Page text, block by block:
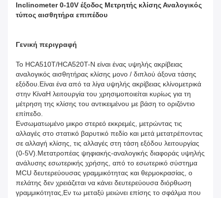
Inclinometer 0-10V έξοδος Μετρητής κλίσης Αναλογικός
τύπος αισθητήρα επιπέδου
Γενική περιγραφή
Το HCA510T/HCA520T-N είναι ένας υψηλής ακρίβειας
αναλογικός αισθητήρας κλίσης μονο / διπλού άξονα τάσης
εξόδου.Είναι ένα από τα λίγα υψηλής ακρίβειας κλίνομετρικά
στην ΚίναΗ λειτουργία του χρησιμοποιείται κυρίως για τη
μέτρηση της κλίσης του αντικειμένου με βάση το οριζόντιο
επίπεδο.
Ενσωματωμένο μικρο στερεό εκκρεμές, μετρώντας τις
αλλαγές στο στατικό βαρυτικό πεδίο και μετά μετατρέποντας
σε αλλαγή κλίσης, τις αλλαγές στη τάση εξόδου λειτουργίας
(0-5V).Μετατροπέας ψηφιακής-αναλογικής διαφοράς υψηλής
ανάλυσης εσωτερικής χρήσης, από το εσωτερικό σύστημα
MCU δευτερεύουσας γραμμικότητας και θερμοκρασίας, ο
πελάτης δεν χρειάζεται να κάνει δευτερεύουσα διόρθωση
γραμμικότητας,Εν τω μεταξύ μειώνει επίσης το σφάλμα που